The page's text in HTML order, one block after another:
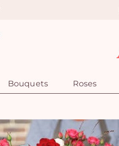
Bouquets Roses